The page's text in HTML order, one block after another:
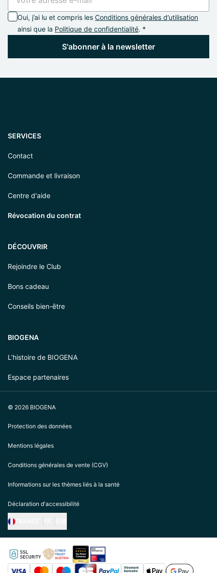
Oui, j’ai lu et compris les Conditions générales d’utilisation
ainsi que la Politique de confidentialité. *
S'abonner à la newsletter
SERVICES
Contact
Commande et livraison
Centre d'aide
Révocation du contrat
DÉCOUVRIR
Rejoindre le Club
Bons cadeau
Conseils bien-être
BIOGENA
L’histoire de BIOGENA
Espace partenaires
© 2026 BIOGENA
Protection des données
Mentions légales
Conditions générales de vente (CGV)
Informations sur les thèmes liés à la santé
Déclaration d'accessibilité
https://biogena.com/de-at
https://biogena.com/de-de
https://biogena.com/de-ch
https://biogena.com/it-it